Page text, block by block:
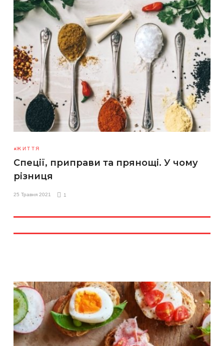
ЖИТТЯ
Спеції, приправи та прянощі. У чому
різниця
25 Травня 2021 1